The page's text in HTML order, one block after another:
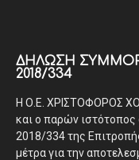
ΔΉΛΩΣΗ
2018/334
Η Ο.Ε. ΧΡΙΣΤΟΦΟΡΟΣ
και ο παρών
2018/334 της
μέτρα για την